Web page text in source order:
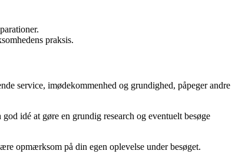
praksis.
service, imødekommenhed og grundighed, påpeger andre
idé at gøre en grundig research og eventuelt besøge
opmærksom på din egen oplevelse under besøget.